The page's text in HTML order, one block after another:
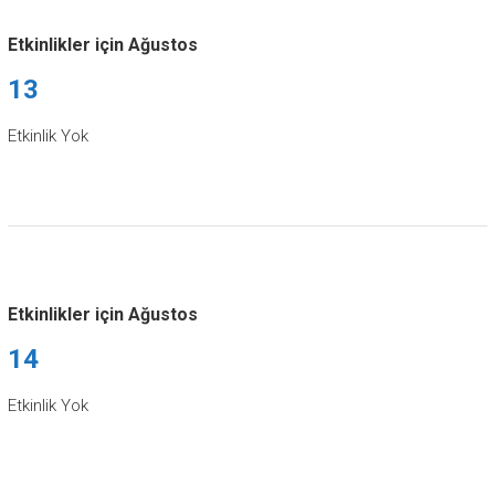
Etkinlikler için Ağustos
13
Etkinlik Yok
Etkinlikler için Ağustos
14
Etkinlik Yok